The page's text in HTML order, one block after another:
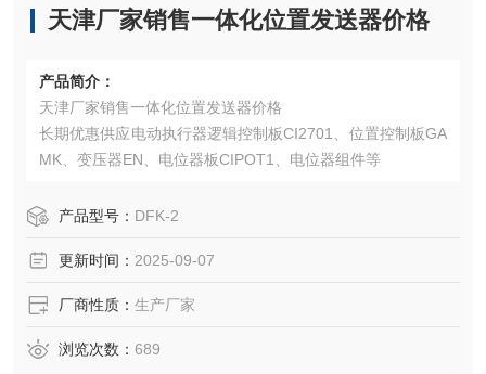
天津厂家销售一体化位置发送器价格
产品简介：
天津厂家销售一体化位置发送器价格
长期优惠供应电动执行器逻辑控制板CI2701、位置控制板GA
MK、变压器EN、电位器板CIPOT1、电位器组件等
产品型号： DFK-2
更新时间： 2025-09-07
厂商性质： 生产厂家
浏览次数： 689